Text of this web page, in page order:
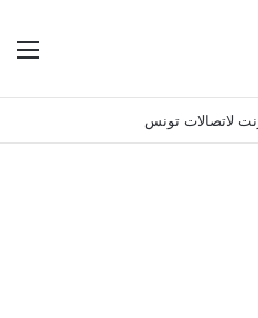
لاتصالات تونس